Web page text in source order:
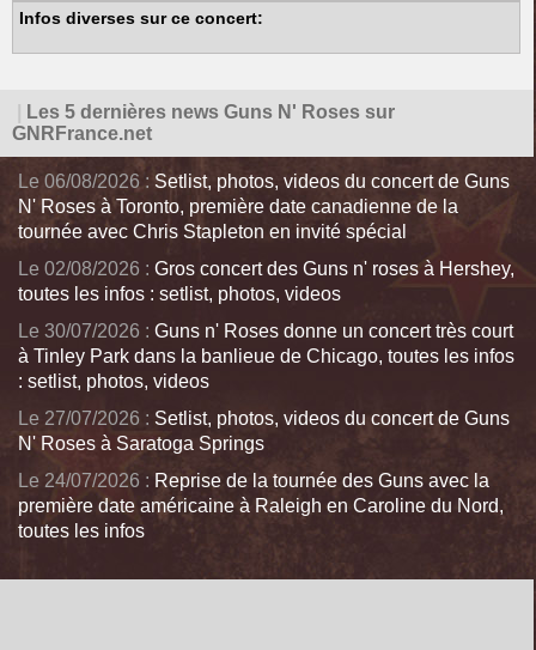
Infos diverses sur ce concert:
Les 5 dernières news Guns N' Roses sur
GNRFrance.net
Le 06/08/2026 : Setlist, photos, videos du concert de Guns
N' Roses à Toronto, première date canadienne de la
tournée avec Chris Stapleton en invité spécial
Le 02/08/2026 : Gros concert des Guns n' roses à Hershey,
toutes les infos : setlist, photos, videos
Le 30/07/2026 : Guns n' Roses donne un concert très court
à Tinley Park dans la banlieue de Chicago, toutes les infos
: setlist, photos, videos
Le 27/07/2026 : Setlist, photos, videos du concert de Guns
N' Roses à Saratoga Springs
Le 24/07/2026 : Reprise de la tournée des Guns avec la
première date américaine à Raleigh en Caroline du Nord,
toutes les infos